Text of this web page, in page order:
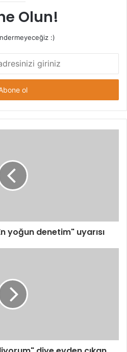
Olun!
:)
yoğun denetim" uyarısı